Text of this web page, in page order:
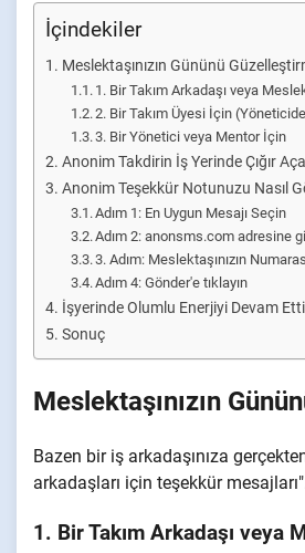
İçindekiler
Meslektaşınızın Gününü
1. Bir Takım Arkadaşı veya
2. Bir Takım Üyesi İçin
3. Bir Yönetici veya Mentor İçin
Anonim Takdirin İş Yerinde Çığır
Anonim Teşekkür Notunuzu Nasıl
Adım 1: En Uygun Mesajı Seçin
Adım 2: anonsms.com adresine
3. Adım: Meslektaşınızın
Adım 4: Gönder'e tıklayın
İşyerinde Olumlu Enerjiyi Devam
Sonuç
Meslektaşınızın
Bazen bir iş arkadaşınıza
arkadaşları için teşekkür
1. Bir Takım Arkadaşı veya